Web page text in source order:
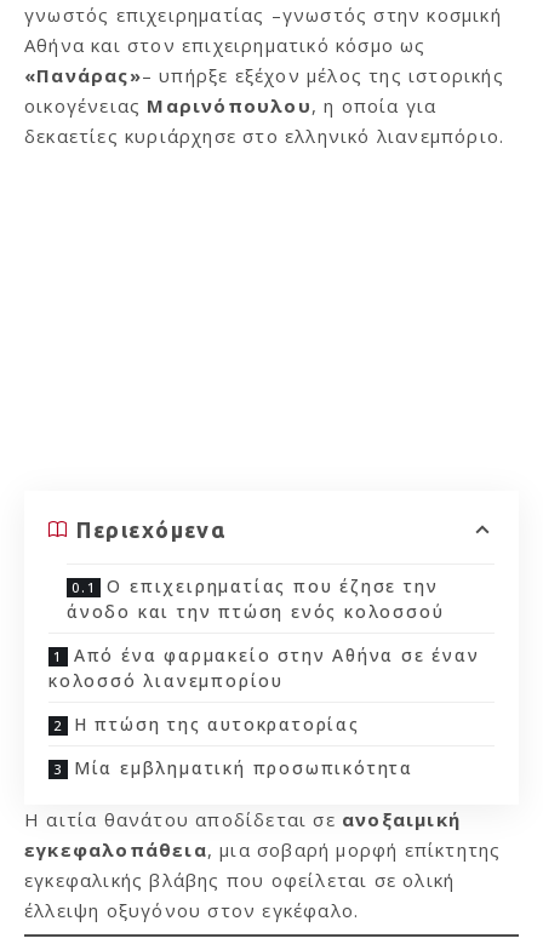
γνωστός επιχειρηματίας –γνωστός στην κοσμική
Αθήνα και στον επιχειρηματικό κόσμο ως
«Πανάρας»– υπήρξε εξέχον μέλος της ιστορικής
οικογένειας Μαρινόπουλου, η οποία για
δεκαετίες κυριάρχησε στο ελληνικό λιανεμπόριο.
Περιεχόμενα
Ο επιχειρηματίας που έζησε την
άνοδο και την πτώση ενός κολοσσού
Από ένα φαρμακείο στην Αθήνα σε έναν
κολοσσό λιανεμπορίου
Η πτώση της αυτοκρατορίας
Μία εμβληματική προσωπικότητα
Η αιτία θανάτου αποδίδεται σε ανοξαιμική
εγκεφαλοπάθεια, μια σοβαρή μορφή επίκτητης
εγκεφαλικής βλάβης που οφείλεται σε ολική
έλλειψη οξυγόνου στον εγκέφαλο.